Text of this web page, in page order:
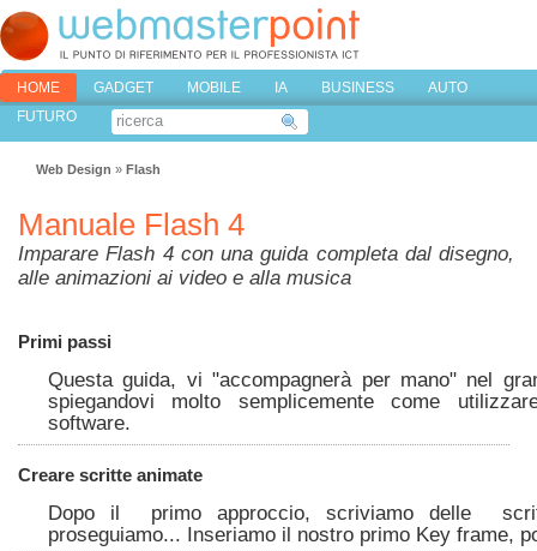
HOME GADGET MOBILE IA BUSINESS
AUTO
FUTURO
Web Design » Flash
Manuale Flash 4
Imparare Flash 4 con una guida completa dal disegno,
alle animazioni ai video e alla musica
Primi passi
Questa guida, vi "accompagnerà per mano" nel
spiegandovi molto semplicemente come
software.
Creare scritte animate
Dopo il primo approccio, scriviamo delle
proseguiamo... Inseriamo il nostro primo Key frame,